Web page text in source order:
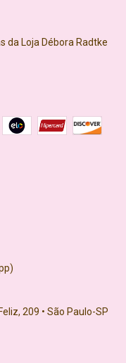
da Loja Débora Radtke
209 • São Paulo-SP